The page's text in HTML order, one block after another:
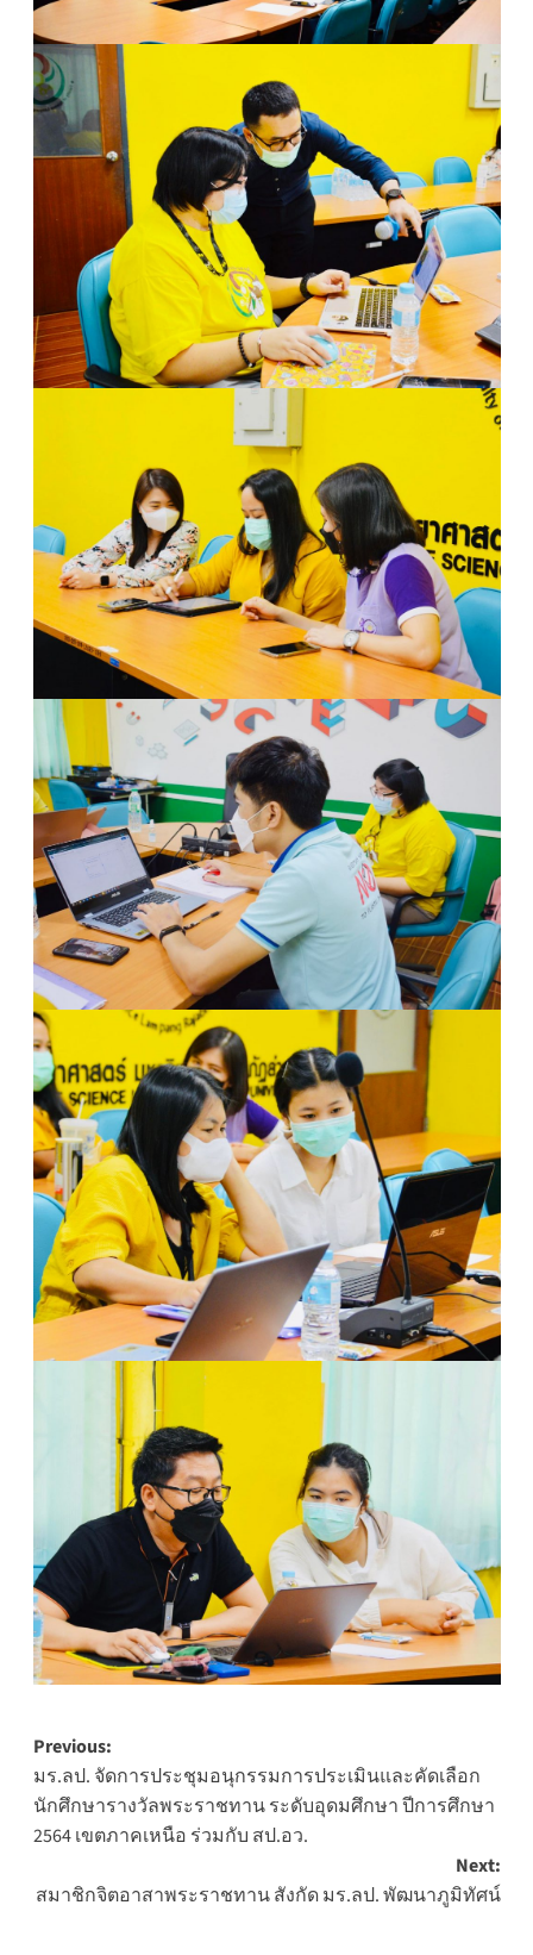
Post
navigation
Previous:
มร.ลป. จัดการประชุมอนุกรรมการประเมินและคัดเลือก
นักศึกษารางวัลพระราชทาน ระดับอุดมศึกษา ปีการศึกษา
2564 เขตภาคเหนือ ร่วมกับ สป.อว.
Next:
สมาชิกจิตอาสาพระราชทาน สังกัด มร.ลป. พัฒนาภูมิทัศน์